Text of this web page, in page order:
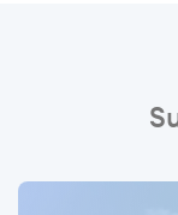
Image